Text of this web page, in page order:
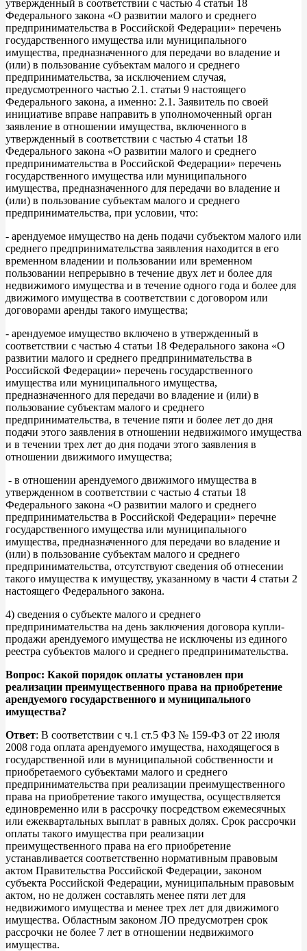
утвержденный в соответствии с частью 4 статьи 18
Федерального закона «О развитии малого и среднего
предпринимательства в Российской Федерации» перечень
государственного имущества или муниципального
имущества, предназначенного для передачи во владение и
(или) в пользование субъектам малого и среднего
предпринимательства, за исключением случая,
предусмотренного частью 2.1. статьи 9 настоящего
Федерального закона, а именно: 2.1. Заявитель по своей
инициативе вправе направить в уполномоченный орган
заявление в отношении имущества, включенного в
утвержденный в соответствии с частью 4 статьи 18
Федерального закона «О развитии малого и среднего
предпринимательства в Российской Федерации» перечень
государственного имущества или муниципального
имущества, предназначенного для передачи во владение и
(или) в пользование субъектам малого и среднего
предпринимательства, при условии, что:
- арендуемое имущество на день подачи субъектом малого или
среднего предпринимательства заявления находится в его
временном владении и пользовании или временном
пользовании непрерывно в течение двух лет и более для
недвижимого имущества и в течение одного года и более для
движимого имущества в соответствии с договором или
договорами аренды такого имущества;
- арендуемое имущество включено в утвержденный в
соответствии с частью 4 статьи 18 Федерального закона «О
развитии малого и среднего предпринимательства в
Российской Федерации» перечень государственного
имущества или муниципального имущества,
предназначенного для передачи во владение и (или) в
пользование субъектам малого и среднего
предпринимательства, в течение пяти и более лет до дня
подачи этого заявления в отношении недвижимого имущества
и в течении трех лет до дня подачи этого заявления в
отношении движимого имущества;
- в отношении арендуемого движимого имущества в
утвержденном в соответствии с частью 4 статьи 18
Федерального закона «О развитии малого и среднего
предпринимательства в Российской Федерации» перечне
государственного имущества или муниципального
имущества, предназначенного для передачи во владение и
(или) в пользование субъектам малого и среднего
предпринимательства, отсутствуют сведения об отнесении
такого имущества к имуществу, указанному в части 4 статьи 2
настоящего Федерального закона.
4) сведения о субъекте малого и среднего
предпринимательства на день заключения договора купли-
продажи арендуемого имущества не исключены из единого
реестра субъектов малого и среднего предпринимательства.
Вопрос: Какой порядок оплаты установлен при
реализации преимущественного права на приобретение
арендуемого государственного и муниципального
имущества?
Ответ: В соответствии с ч.1 ст.5 ФЗ № 159-ФЗ от 22 июля
2008 года оплата арендуемого имущества, находящегося в
государственной или в муниципальной собственности и
приобретаемого субъектами малого и среднего
предпринимательства при реализации преимущественного
права на приобретение такого имущества, осуществляется
единовременно или в рассрочку посредством ежемесячных
или ежеквартальных выплат в равных долях. Срок рассрочки
оплаты такого имущества при реализации
преимущественного права на его приобретение
устанавливается соответственно нормативным правовым
актом Правительства Российской Федерации, законом
субъекта Российской Федерации, муниципальным правовым
актом, но не должен составлять менее пяти лет для
недвижимого имущества и менее трех лет для движимого
имущества. Областным законом ЛО предусмотрен срок
рассрочки не более 7 лет в отношении недвижимого
имущества.